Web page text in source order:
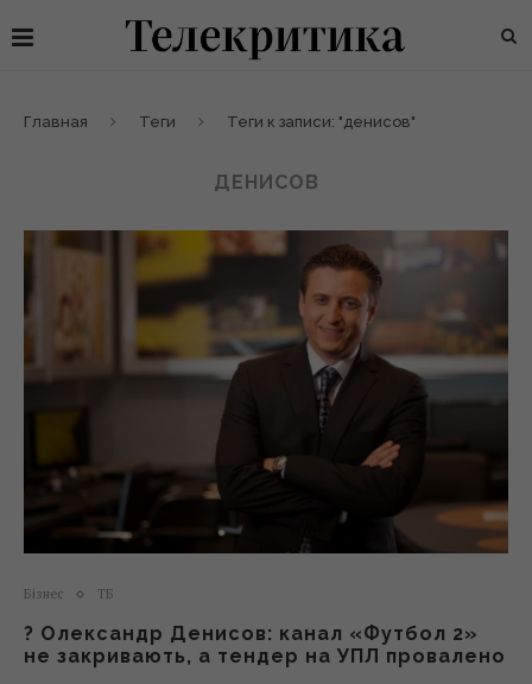
Главная Теги Теги к записи: "денисов"
ДЕНИСОВ
Бізнес ТБ
? Олександр Денисов: канал «Футбол 2»
не закривають, а тендер на УПЛ провалено